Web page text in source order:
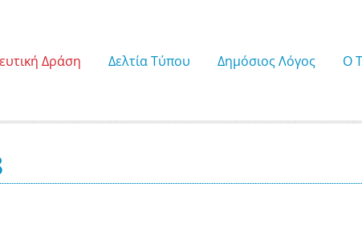
Δράση Δελτία Τύπου Δημόσιος Λόγος Ο